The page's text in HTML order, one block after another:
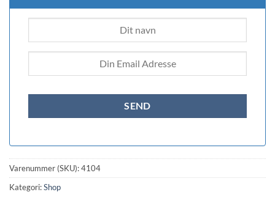
Varenummer (SKU):4104
Kategori:Shop